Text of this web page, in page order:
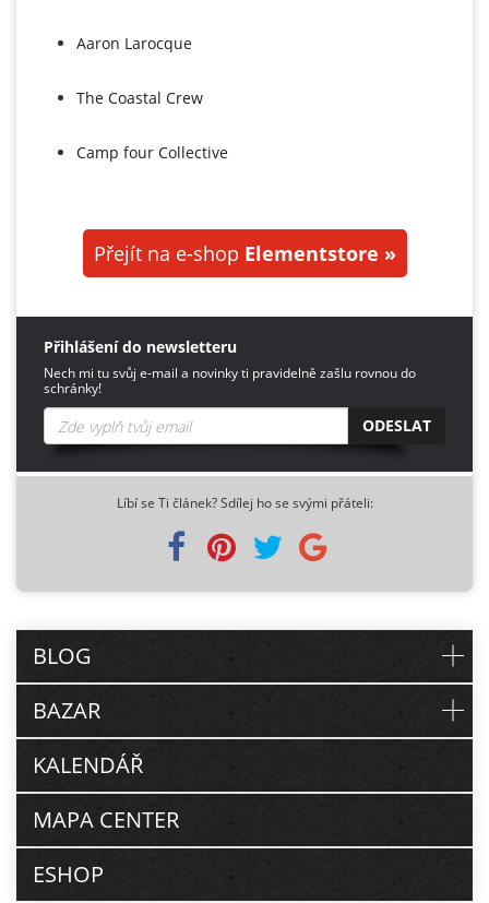
Aaron Larocque
The Coastal Crew
Camp four Collective
Přejít na e-shop Elementstore »
Přihlášení do newsletteru
Nech mi tu svůj e-mail a novinky ti pravidelně zašlu rovnou do
schránky!
ODESLAT
Líbí se Ti článek? Sdílej ho se svými přáteli:
BLOG
BAZAR
KALENDÁŘ
MAPA CENTER
ESHOP